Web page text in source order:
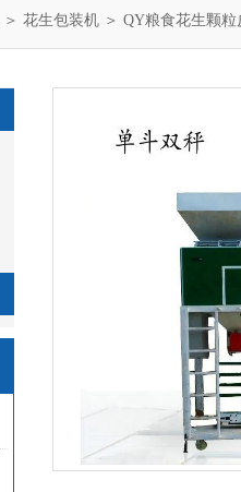
＞ 花生包装机 ＞ QY粮食花生颗